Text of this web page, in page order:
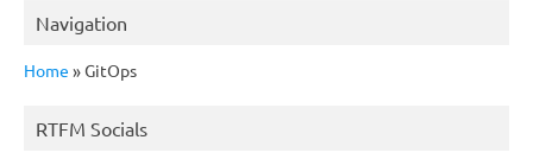
Navigation
Home »GitOps
RTFM Socials